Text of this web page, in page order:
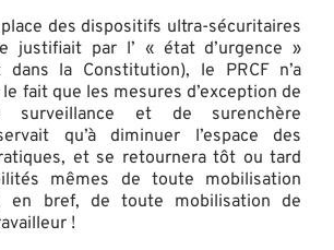
des dispositifs ultra-sécuritaires
justifiait par l’ « état d’urgence »
dans la Constitution), le PRCF n’a
fait que les mesures d’exception de
surveillance et de surenchère
qu’à diminuer l’espace des
et se retournera tôt ou tard
mêmes de toute mobilisation
en bref, de toute mobilisation de
!